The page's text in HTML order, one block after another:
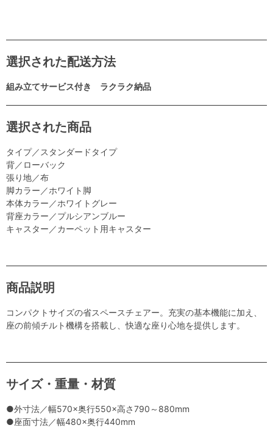
選択された配送方法
組み立てサービス付き ラクラク納品
選択された商品
タイプ／スタンダードタイプ
背／ローバック
張り地／布
脚カラー／ホワイト脚
本体カラー／ホワイトグレー
背座カラー／プルシアンブルー
キャスター／カーペット用キャスター
商品説明
コンパクトサイズの省スペースチェアー。充実の基本機能に加え、
座の前傾チルト機構を搭載し、快適な座り心地を提供します。
サイズ・重量・材質
●外寸法／幅570×奥行550×高さ790～880mm
●座面寸法／幅480×奥行440mm